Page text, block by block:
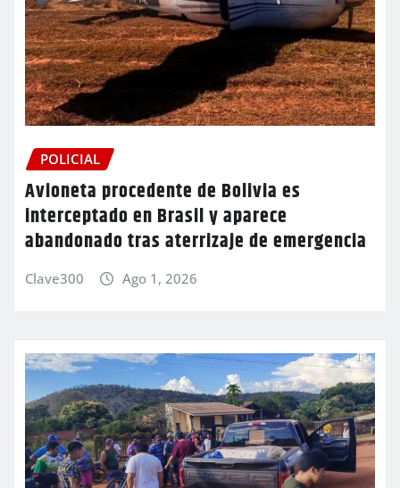
POLICIAL
Avioneta procedente de Bolivia es
interceptado en Brasil y aparece
abandonado tras aterrizaje de emergencia
Clave300 Ago 1, 2026